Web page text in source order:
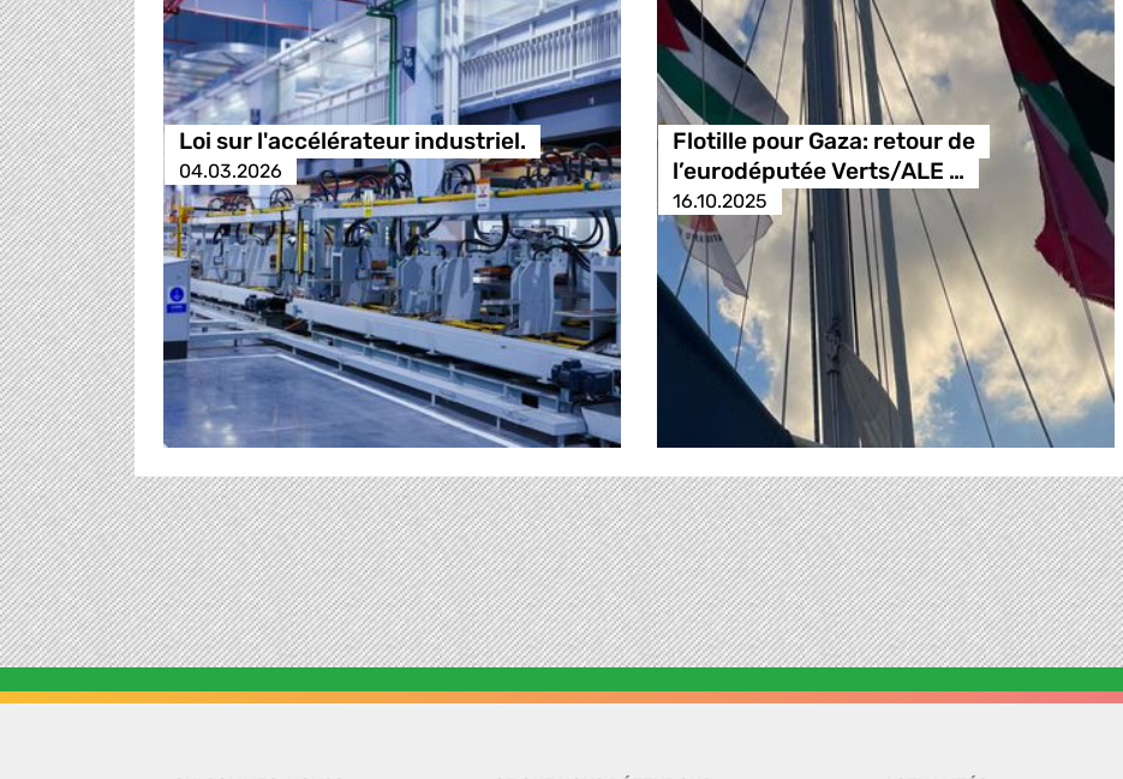
Loi sur l'accélérateur industriel.
04.03.2026
Flotille pour Gaza: retour de
l’eurodéputée Verts/ALE …
16.10.2025